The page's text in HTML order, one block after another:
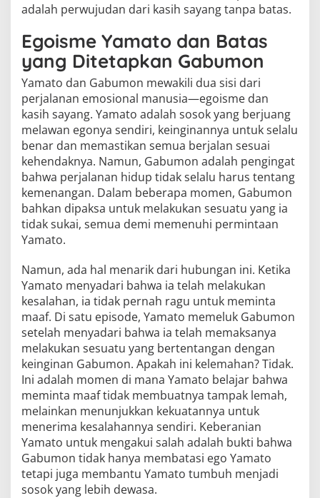
adalah perwujudan dari kasih sayang tanpa batas.
Egoisme Yamato dan Batas
yang Ditetapkan Gabumon
Yamato dan Gabumon mewakili dua sisi dari
perjalanan emosional manusia—egoisme dan
kasih sayang. Yamato adalah sosok yang berjuang
melawan egonya sendiri, keinginannya untuk selalu
benar dan memastikan semua berjalan sesuai
kehendaknya. Namun, Gabumon adalah pengingat
bahwa perjalanan hidup tidak selalu harus tentang
kemenangan. Dalam beberapa momen, Gabumon
bahkan dipaksa untuk melakukan sesuatu yang ia
tidak sukai, semua demi memenuhi permintaan
Yamato.
Namun, ada hal menarik dari hubungan ini. Ketika
Yamato menyadari bahwa ia telah melakukan
kesalahan, ia tidak pernah ragu untuk meminta
maaf. Di satu episode, Yamato memeluk Gabumon
setelah menyadari bahwa ia telah memaksanya
melakukan sesuatu yang bertentangan dengan
keinginan Gabumon. Apakah ini kelemahan? Tidak.
Ini adalah momen di mana Yamato belajar bahwa
meminta maaf tidak membuatnya tampak lemah,
melainkan menunjukkan kekuatannya untuk
menerima kesalahannya sendiri. Keberanian
Yamato untuk mengakui salah adalah bukti bahwa
Gabumon tidak hanya membatasi ego Yamato
tetapi juga membantu Yamato tumbuh menjadi
sosok yang lebih dewasa.